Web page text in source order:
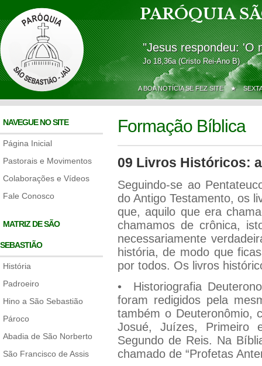
PARÓQUIA
"Jesus respondeu: 'O
Jo 18,36a (Cristo Rei-Ano B)
A BOA NOTÍCIA SE FEZ SITE ★
NAVEGUE NO SITE
Página Inicial
Pastorais e Movimentos
Colaborações e Vídeos
Fale Conosco
MATRIZ DE SÃO
SEBASTIÃO
História
Padroeiro
Hino a São Sebastião
Pároco
Abadia de São Norberto
São Francisco de Assis
Formação Bíblica
09 Livros Históricos:
Seguindo-se ao
do Antigo Testamento, os
que, aquilo que era
chamamos de crônica,
necessariamente
história, de modo que
por todos. Os livros
• Historiografia
foram redigidos pela
também o Deuteronômio,
Josué, Juízes, Primeiro
Segundo de Reis. Na
chamado de “Profetas